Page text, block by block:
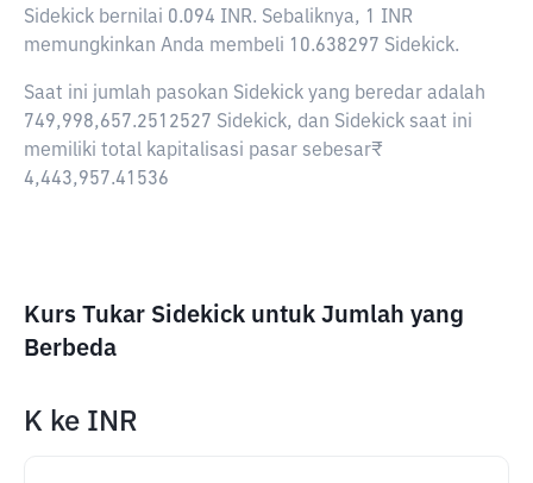
Sidekick bernilai 0.094 INR. Sebaliknya, 1 INR
memungkinkan Anda membeli 10.638297 Sidekick.
Saat ini jumlah pasokan Sidekick yang beredar adalah
749,998,657.2512527 Sidekick, dan Sidekick saat ini
memiliki total kapitalisasi pasar sebesar₹
4,443,957.41536
Kurs Tukar Sidekick untuk Jumlah yang
Berbeda
K ke INR